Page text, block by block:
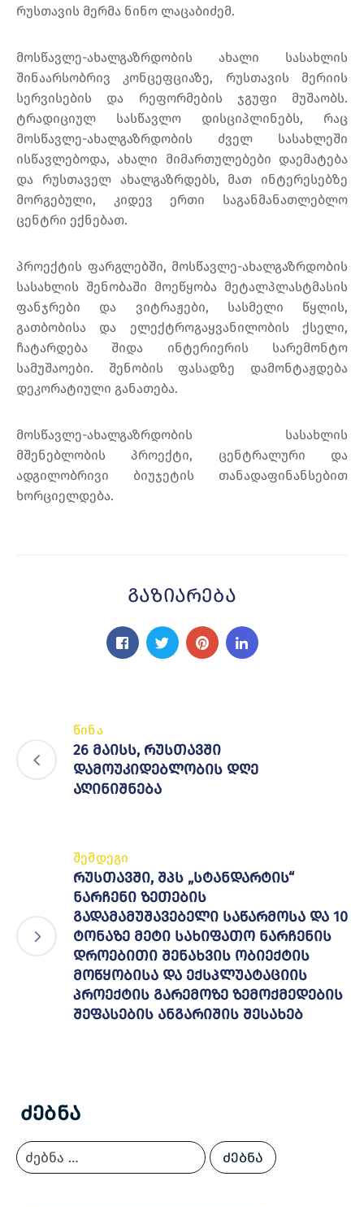
რუსთავის მერმა ნინო ლაცაბიძემ.
მოსწავლე-ახალგაზრდობის ახალი სასახლის
შინაარსობრივ კონცეფციაზე, რუსთავის მერიის
სერვისების და რეფორმების ჯგუფი მუშაობს.
ტრადიციულ სასწავლო დისციპლინებს, რაც
მოსწავლე-ახალგაზრდობის ძველ სასახლეში
ისწავლებოდა, ახალი მიმართულებები დაემატება
და რუსთაველ ახალგაზრდებს, მათ ინტერესებზე
მორგებული, კიდევ ერთი საგანმანათლებლო
ცენტრი ექნებათ.
პროექტის ფარგლებში, მოსწავლე-ახალგაზრდობის
სასახლის შენობაში მოეწყობა მეტალპლასტმასის
ფანჯრები და ვიტრაჟები, სასმელი წყლის,
გათბობისა და ელექტროგაყვანილობის ქსელი,
ჩატარდება შიდა ინტერიერის სარემონტო
სამუშაოები. შენობის ფასადზე დამონტაჟდება
დეკორატიული განათება.
მოსწავლე-ახალგაზრდობის სასახლის
მშენებლობის პროექტი, ცენტრალური და
ადგილობრივი ბიუჯეტის თანადაფინანსებით
ხორციელდება.
Გაზიარება
წინა
26 მაისს, რუსთავში
დამოუკიდებლობის დღე
აღინიშნება
შემდეგი
რუსთავში, შპს „სტანდარტის“
ნარჩენი ზეთების
გადამამუშავებელი საწარმოსა და 10
ტონაზე მეტი სახიფათო ნარჩენის
დროებითი შენახვის ობიექტის
მოწყობისა და ექსპლუატაციის
პროექტის გარემოზე ზემოქმედების
შეფასების ანგარიშის შესახებ
Ძებნა